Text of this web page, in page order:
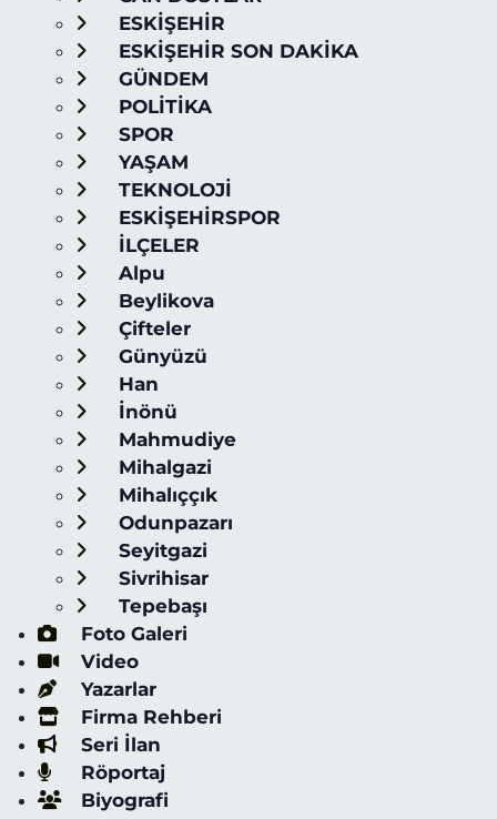
ESKİŞEHİR
ESKİŞEHİR SON DAKİKA
GÜNDEM
POLİTİKA
SPOR
YAŞAM
TEKNOLOJİ
ESKİŞEHİRSPOR
İLÇELER
Alpu
Beylikova
Çifteler
Günyüzü
Han
İnönü
Mahmudiye
Mihalgazi
Mihalıççık
Odunpazarı
Seyitgazi
Sivrihisar
Tepebaşı
Foto Galeri
Video
Yazarlar
Firma Rehberi
Seri İlan
Röportaj
Biyografi